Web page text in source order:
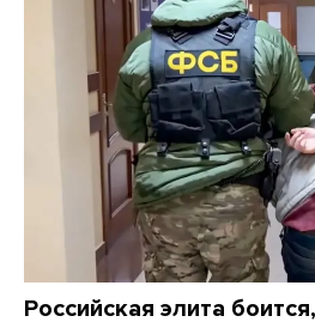
Российская элита